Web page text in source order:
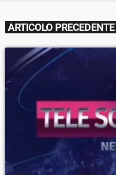
ARTICOLO PRECEDENTE